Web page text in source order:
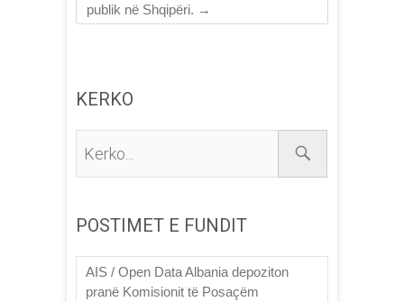
publik në Shqipëri. →
KERKO
POSTIMET E FUNDIT
AIS / Open Data Albania depoziton
pranë Komisionit të Posaçëm